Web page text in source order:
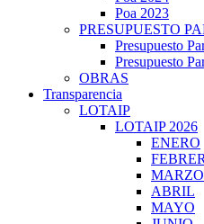
Poa 2023
PRESUPUESTO
Presupuesto
Presupuesto
OBRAS
Transparencia
LOTAIP
LOTAIP 2026
ENERO
MARZO
ABRIL
MAYO